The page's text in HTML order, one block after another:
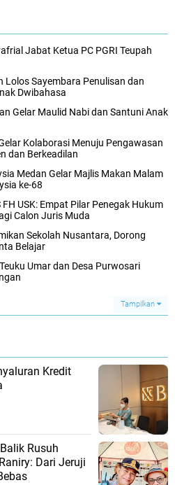
Jabat Ketua PC PGRI Teupah
Lolos Sayembara Penulisan dan
Dwibahasa
Gelar Maulid Nabi dan Santuni Anak
Kolaborasi Menuju Pengawasan
dan Berkeadilan
Medan Gelar Majlis Makan Malam
ke-68
USK: Empat Pilar Penegak Hukum
Calon Juris Muda
Sekolah Nusantara, Dorong
Belajar
Umar dan Desa Purwosari
Tampilkan
Kredit
Rusuh
Dari Jeruji